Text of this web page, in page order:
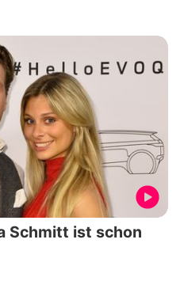
Schmitt ist schon